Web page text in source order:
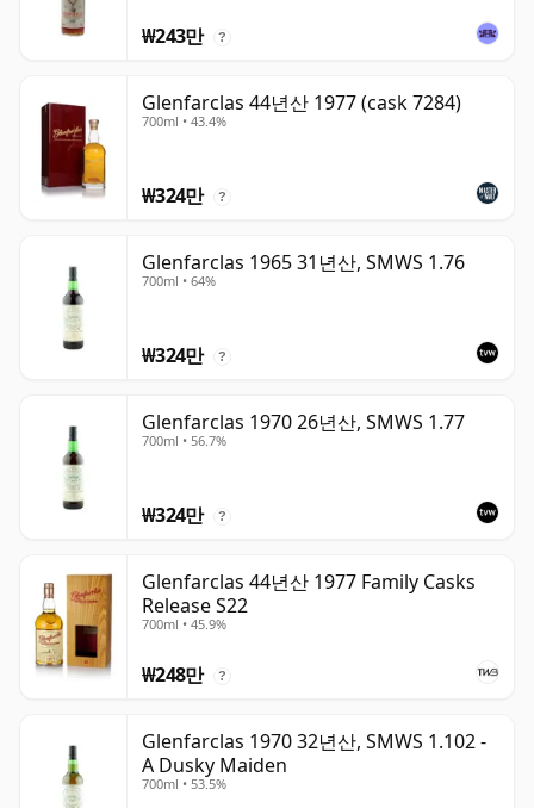
₩243만 ?
Glenfarclas 44년산 1977 (cask 7284)
700ml • 43.4%
₩324만 ?
Glenfarclas 1965 31년산, SMWS 1.76
700ml • 64%
₩324만 ?
Glenfarclas 1970 26년산, SMWS 1.77
700ml • 56.7%
₩324만 ?
Glenfarclas 44년산 1977 Family Casks
Release S22
700ml • 45.9%
₩248만 ?
Glenfarclas 1970 32년산, SMWS 1.102 -
A Dusky Maiden
700ml • 53.5%